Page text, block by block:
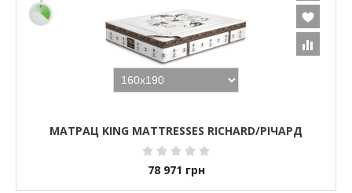
МАТРАЦ KING MATTRESSES RICHARD/РІЧАРД
78 971 грн